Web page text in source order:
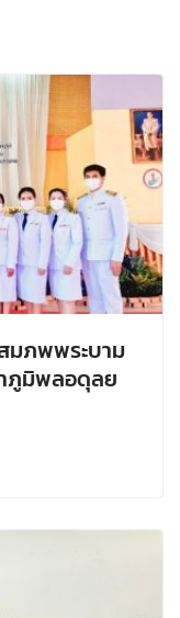
มภพพระบาม
ภูมิพลอดุลย